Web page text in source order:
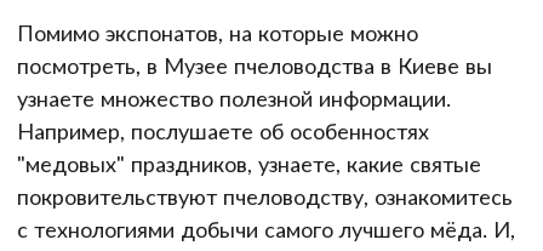
Помимо экспонатов, на которые можно
посмотреть, в Музее пчеловодства в Киеве вы
узнаете множество полезной информации.
Например, послушаете об особенностях
"медовых" праздников, узнаете, какие святые
покровительствуют пчеловодству, ознакомитесь
с технологиями добычи самого лучшего мёда. И,